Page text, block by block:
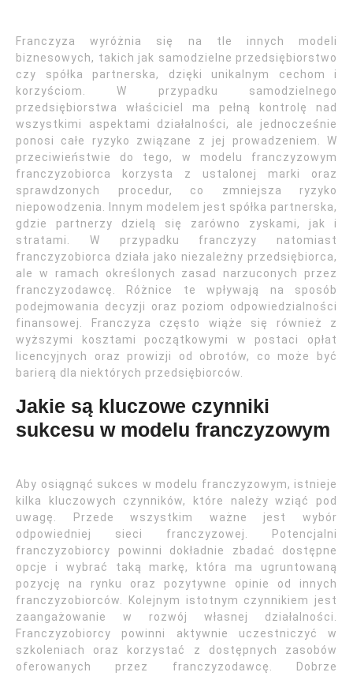
Franczyza wyróżnia się na tle innych modeli
biznesowych, takich jak samodzielne przedsiębiorstwo
czy spółka partnerska, dzięki unikalnym cechom i
korzyściom. W przypadku samodzielnego
przedsiębiorstwa właściciel ma pełną kontrolę nad
wszystkimi aspektami działalności, ale jednocześnie
ponosi całe ryzyko związane z jej prowadzeniem. W
przeciwieństwie do tego, w modelu franczyzowym
franczyzobiorca korzysta z ustalonej marki oraz
sprawdzonych procedur, co zmniejsza ryzyko
niepowodzenia. Innym modelem jest spółka partnerska,
gdzie partnerzy dzielą się zarówno zyskami, jak i
stratami. W przypadku franczyzy natomiast
franczyzobiorca działa jako niezależny przedsiębiorca,
ale w ramach określonych zasad narzuconych przez
franczyzodawcę. Różnice te wpływają na sposób
podejmowania decyzji oraz poziom odpowiedzialności
finansowej. Franczyza często wiąże się również z
wyższymi kosztami początkowymi w postaci opłat
licencyjnych oraz prowizji od obrotów, co może być
barierą dla niektórych przedsiębiorców.
Jakie są kluczowe czynniki
sukcesu w modelu franczyzowym
Aby osiągnąć sukces w modelu franczyzowym, istnieje
kilka kluczowych czynników, które należy wziąć pod
uwagę. Przede wszystkim ważne jest wybór
odpowiedniej sieci franczyzowej. Potencjalni
franczyzobiorcy powinni dokładnie zbadać dostępne
opcje i wybrać taką markę, która ma ugruntowaną
pozycję na rynku oraz pozytywne opinie od innych
franczyzobiorców. Kolejnym istotnym czynnikiem jest
zaangażowanie w rozwój własnej działalności.
Franczyzobiorcy powinni aktywnie uczestniczyć w
szkoleniach oraz korzystać z dostępnych zasobów
oferowanych przez franczyzodawcę. Dobrze